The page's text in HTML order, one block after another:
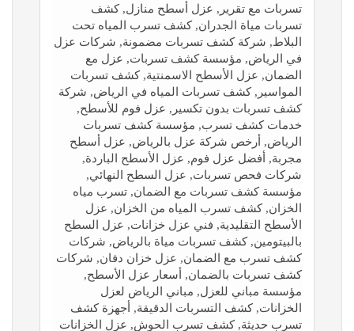
تسربات مع تقرير, عزل أسطح منازل, كشف
تسربات مياة الجدران, كشف تسرب المياه تحت
البلاط, شركة كشف تسربات مضمونة, شركات عزل
في الرياض, مؤسسة كشف تسربات, عزل مع
الضمان, عزل الأسطح الاسمنتية, كشف تسربات
المواسير, كشف تسربات المياه في الرياض, شركة
كشف تسربات بدون تكسير, عزل فوم للأسطح,
خدمات كشف تسرب, مؤسسة كشف تسربات
الرياض, أرخص شركة عزل بالرياض, عزل أسطح
مجربة, أفضل عزل فوم, عزل الأسطح الباردة,
شركات فحص تسربات, عزل السطح النهائي,
مؤسسة كشف تسربات مع الضمان, تسرب مياه
الخزان, كشف تسرب المياه من الخزان, عزل
الأسطح التقليدية, فني عزل خزانات, عزل السطح
بالبيتومين, كشف تسربات مياة بالرياض, شركات
كشف تسرب مع الضمان, عزل خزان دفان, شركات
كشف تسربات بالضمان, أسعار عزل الأسطح,
مؤسسة مباني للعزل, مباني الرياض لعزل
الخزانات, كشف التسربات الدقيقة, أجهزة كشف
تسرب حديثة, كشف تسرب الحوش, عزل الخزانات